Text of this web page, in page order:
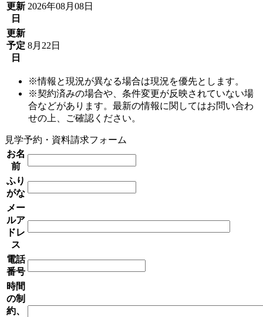
更新
日
2026年08月08日
更新
予定
日
8月22日
※情報と現況が異なる場合は現況を優先とします。
※契約済みの場合や、条件変更が反映されていない場
合などがあります。最新の情報に関してはお問い合わ
せの上、ご確認ください。
見学予約・資料請求フォーム
お名
前
ふり
がな
メー
ルア
ドレ
ス
電話
番号
時間
の制
約、